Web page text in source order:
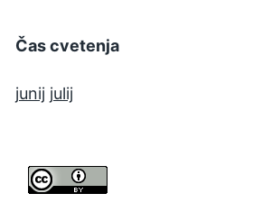
Čas cvetenja
junij julij